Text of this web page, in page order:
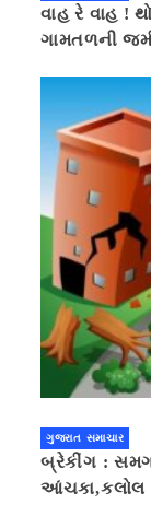
વાહ રે વાહ !
ગામતળની
ગુજરાત સમાચાર
બ્રેકીંગ :
આંચકા,કલોલ